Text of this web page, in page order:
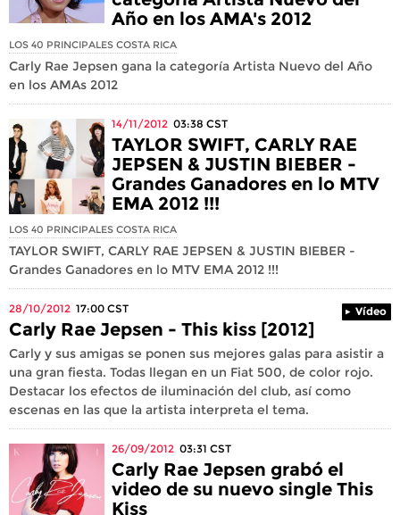
Año en los AMA's 2012
LOS 40 PRINCIPALES COSTA RICA
Carly Rae Jepsen gana la categoría Artista Nuevo del Año
en los AMAs 2012
14/11/2012 03:38 CST
TAYLOR SWIFT, CARLY RAE
JEPSEN & JUSTIN BIEBER -
Grandes Ganadores en lo MTV
EMA 2012 !!!
LOS 40 PRINCIPALES COSTA RICA
TAYLOR SWIFT, CARLY RAE JEPSEN & JUSTIN BIEBER -
Grandes Ganadores en lo MTV EMA 2012 !!!
28/10/2012 17:00 CST Vídeo
Carly Rae Jepsen - This kiss [2012]
Carly y sus amigas se ponen sus mejores galas para asistir a
una gran fiesta. Todas llegan en un Fiat 500, de color rojo.
Destacar los efectos de iluminación del club, así como
escenas en las que la artista interpreta el tema.
26/09/2012 03:31 CST
Carly Rae Jepsen grabó el
video de su nuevo single This
Kiss